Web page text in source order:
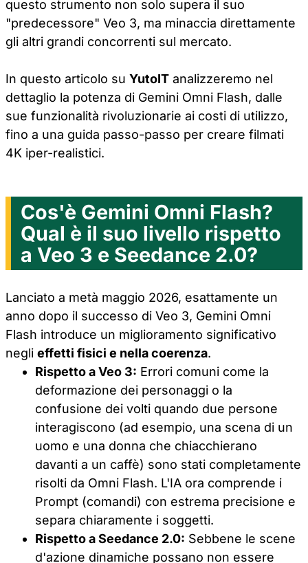
questo strumento non solo supera il suo
"predecessore" Veo 3, ma minaccia direttamente
gli altri grandi concorrenti sul mercato.
In questo articolo su YutoIT analizzeremo nel
dettaglio la potenza di Gemini Omni Flash, dalle
sue funzionalità rivoluzionarie ai costi di utilizzo,
fino a una guida passo-passo per creare filmati
4K iper-realistici.
Cos'è Gemini Omni Flash?
Qual è il suo livello rispetto
a Veo 3 e Seedance 2.0?
Lanciato a metà maggio 2026, esattamente un
anno dopo il successo di Veo 3, Gemini Omni
Flash introduce un miglioramento significativo
negli effetti fisici e nella coerenza.
Rispetto a Veo 3: Errori comuni come la
deformazione dei personaggi o la
confusione dei volti quando due persone
interagiscono (ad esempio, una scena di un
uomo e una donna che chiacchierano
davanti a un caffè) sono stati completamente
risolti da Omni Flash. L'IA ora comprende i
Prompt (comandi) con estrema precisione e
separa chiaramente i soggetti.
Rispetto a Seedance 2.0: Sebbene le scene
d'azione dinamiche possano non essere